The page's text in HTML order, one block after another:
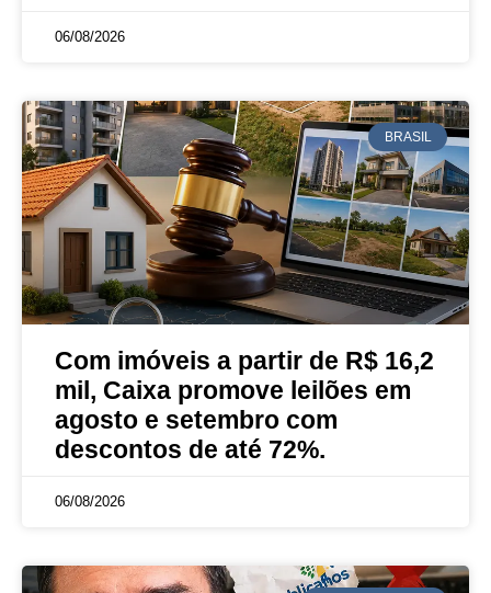
06/08/2026
BRASIL
Com imóveis a partir de R$ 16,2
mil, Caixa promove leilões em
agosto e setembro com
descontos de até 72%.
06/08/2026